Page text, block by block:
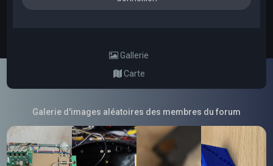
Gallerie
Carte
Galerie d'images aléatoires des membres du forum